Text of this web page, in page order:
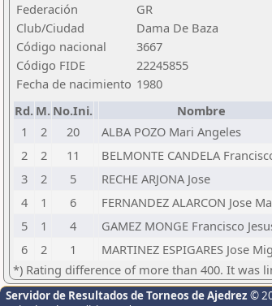
Federación
GR
Club/Ciudad
Dama De Baza
Código nacional
3667
Código FIDE
22245855
Fecha de nacimiento 1980
Rd. M. No.Ini. Nombre
1
2 20 ALBA POZO Mari Angeles
2
2 11 BELMONTE CANDELA
3
2 5 RECHE ARJONA Jose
4
1 6 FERNANDEZ ALARCON Jose
5
1 4 GAMEZ MONGE Francisco
6
2 1 MARTINEZ ESPIGARES Jose
*) Rating difference of more than 400. It was
Servidor de Resultados de Torneos de Ajedrez ©